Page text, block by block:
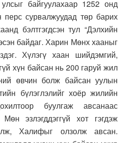
байгуулахаар 1252 онд
перс сурвалжуудад төр барих
бэлтгэгдсэн тул “Дэлхийн
байдаг. Харин Мөнх хааныг
Хүлэгү хаан шийдэмгий,
хүн байсан нь 200 гаруй жил
өвчин болж байсан уулын
бүлэглэлийг хоёр жилийн
буулгаж авсанаас
эзлэгддэггүй хот гэгдэж
Халифыг олзолж авсан.